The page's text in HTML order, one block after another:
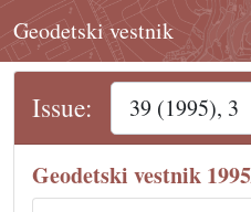
Geodetski vestnik
Issue:
Geodetski vestnik